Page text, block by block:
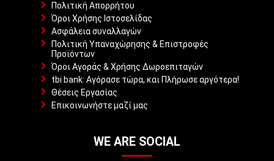
Πολιτική Απορρήτου
Όροι Χρήσης Ιστοσελίδας
Ασφάλεια συναλλαγών
Πολιτική Υπαναχώρησης & Επιστροφές
Προϊόντων
Όροι Αγοράς & Χρήσης Δωροεπιταγών
tbi bank: Αγόρασε τώρα, και Πλήρωσε αργότερα!
Θέσεις Εργασίας
Επικοινωνήστε μαζί μας
WE ARE SOCIAL